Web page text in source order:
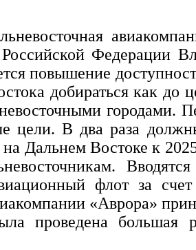
Российской Федерации
повышение
добираться как до
городами.
цели. В два раза
Дальнем Востоке к
флот за
«Аврора»
проведена